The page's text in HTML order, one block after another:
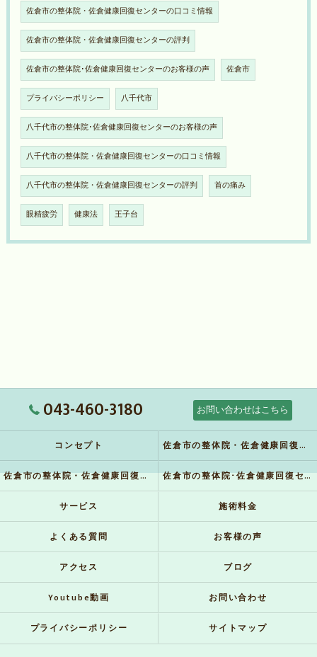
佐倉市の整体院・佐倉健康回復センターの口コミ情報
佐倉市の整体院・佐倉健康回復センターの評判
佐倉市の整体院･佐倉健康回復センターのお客様の声 佐倉市
プライバシーポリシー 八千代市
八千代市の整体院･佐倉健康回復センターのお客様の声
八千代市の整体院・佐倉健康回復センターの口コミ情報
八千代市の整体院・佐倉健康回復センターの評判 首の痛み
眼精疲労 健康法 王子台
043-460-3180 お問い合わせはこちら
コンセプト 佐倉市の整体院・佐倉健康回復センターの口コミ情報
佐倉市の整体院・佐倉健康回復センターの評判 佐倉市の整体院･佐倉健康回復センターのお客様の声
サービス 施術料金
よくある質問 お客様の声
アクセス ブログ
Youtube動画 お問い合わせ
プライバシーポリシー サイトマップ